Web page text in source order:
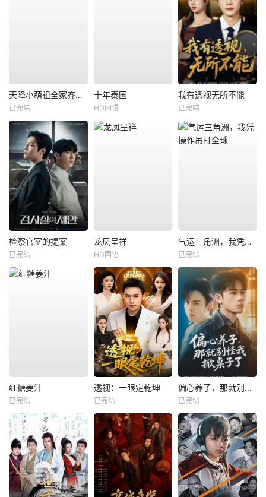
天降小萌祖全家齐齐宠
已完结
十年泰国
HD国语
我有透视无所不能
已完结
检察官室的提案
已完结
龙凤呈祥
HD国语
气运三角洲，我凭操作吊打全球
已完结
红糖姜汁
已完结
透视：一眼定乾坤
已完结
偏心养子，那就别怪我掀桌子了
已完结